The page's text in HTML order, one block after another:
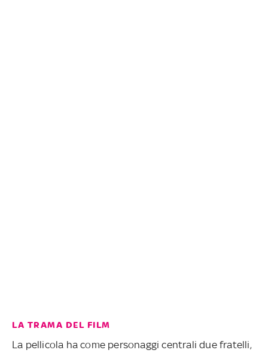
LA TRAMA DEL FILM
La pellicola ha come personaggi centrali due fratelli,